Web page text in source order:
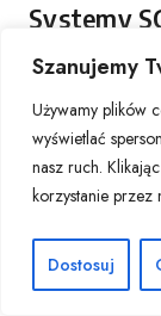
Szanujemy
Używamy plików
wyświetlać
nasz ruch.
korzystanie przez
Dostosuj
Systemy
W przypadku
priorytetem
oraz
sieci. Switch
QoS,
Wysoką